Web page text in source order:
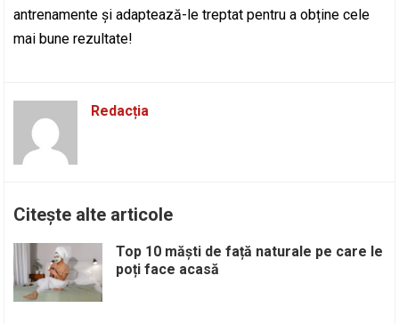
antrenamente și adaptează-le treptat pentru a obține cele
mai bune rezultate!
Redacția
Citește alte articole
Top 10 măști de față naturale pe care le
poți face acasă